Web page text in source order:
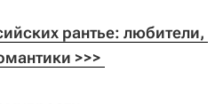
рантье: любители,
>>>